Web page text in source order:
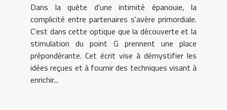
Dans la quête d'une intimité épanouie, la
complicité entre partenaires s'avère primordiale.
C'est dans cette optique que la découverte et la
stimulation du point G prennent une place
prépondérante. Cet écrit vise à démystifier les
idées reçues et à fournir des techniques visant à
enrichir...